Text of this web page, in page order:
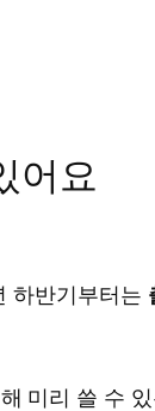
어요
하반기부터는
미리 쓸 수